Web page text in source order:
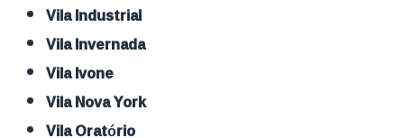
Vila Industrial
Vila Invernada
Vila Ivone
Vila Nova York
Vila Oratório